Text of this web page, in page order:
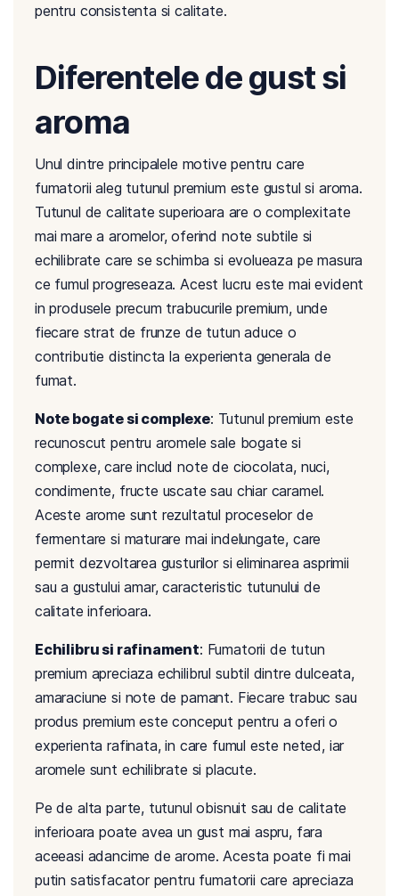
pentru consistenta si calitate.
Diferentele de gust si
aroma
Unul dintre principalele motive pentru care
fumatorii aleg tutunul premium este gustul si aroma.
Tutunul de calitate superioara are o complexitate
mai mare a aromelor, oferind note subtile si
echilibrate care se schimba si evolueaza pe masura
ce fumul progreseaza. Acest lucru este mai evident
in produsele precum trabucurile premium, unde
fiecare strat de frunze de tutun aduce o
contributie distincta la experienta generala de
fumat.
Note bogate si complexe: Tutunul premium este
recunoscut pentru aromele sale bogate si
complexe, care includ note de ciocolata, nuci,
condimente, fructe uscate sau chiar caramel.
Aceste arome sunt rezultatul proceselor de
fermentare si maturare mai indelungate, care
permit dezvoltarea gusturilor si eliminarea asprimii
sau a gustului amar, caracteristic tutunului de
calitate inferioara.
Echilibru si rafinament: Fumatorii de tutun
premium apreciaza echilibrul subtil dintre dulceata,
amaraciune si note de pamant. Fiecare trabuc sau
produs premium este conceput pentru a oferi o
experienta rafinata, in care fumul este neted, iar
aromele sunt echilibrate si placute.
Pe de alta parte, tutunul obisnuit sau de calitate
inferioara poate avea un gust mai aspru, fara
aceeasi adancime de arome. Acesta poate fi mai
putin satisfacator pentru fumatorii care apreciaza